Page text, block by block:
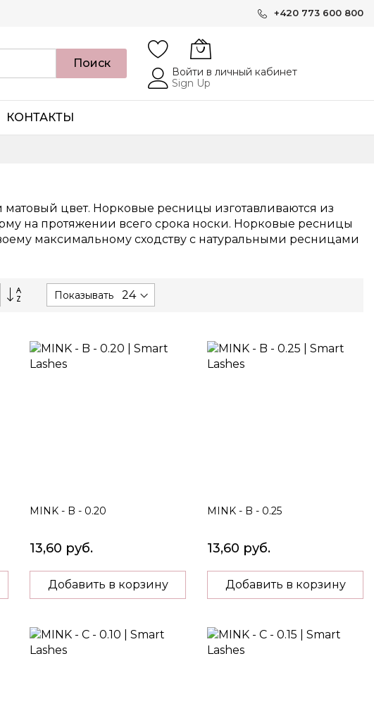
+420 773 600 800
Поиск
Войти в личный кабинет
Sign Up
КОНТАКТЫ
цвет. Норковые ресницы изготавливаются из
на протяжении всего срока носки. Норковые ресницы
максимальному сходству с натуральными ресницами
Set
Descending
Показывать
MINK - B - 0.20
13,60 руб.
Добавить в корзину
MINK - B - 0.25
13,60 руб.
Добавить в корзину